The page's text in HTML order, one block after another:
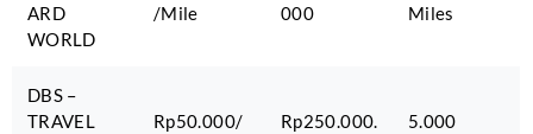
ARD
WORLD
/Mile
000
Miles
DBS –
TRAVEL
Rp50.000/
Rp250.000.
5.000